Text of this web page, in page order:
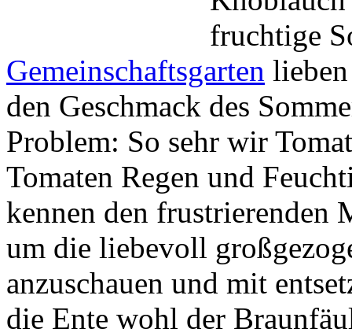
fruchtige
Gemeinschaftsgarten
den Geschmack des
Problem: So sehr wir
Tomaten Regen und
kennen den frustrierenden
um die liebevoll
anzuschauen und mit
die Ente wohl der